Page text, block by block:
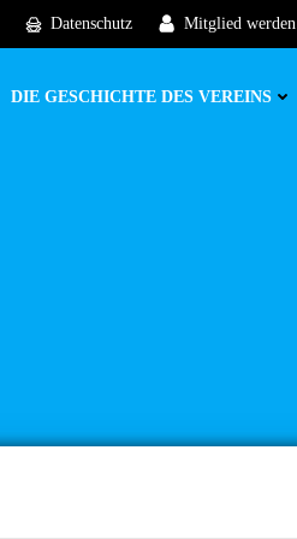
Datenschutz Mitglied werden
DIE GESCHICHTE DES VEREINS